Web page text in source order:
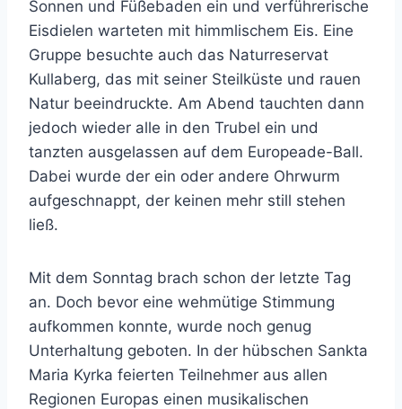
Sonnen und Füßebaden ein und verführerische
Eisdielen warteten mit himmlischem Eis. Eine
Gruppe besuchte auch das Naturreservat
Kullaberg, das mit seiner Steilküste und rauen
Natur beeindruckte. Am Abend tauchten dann
jedoch wieder alle in den Trubel ein und
tanzten ausgelassen auf dem Europeade-Ball.
Dabei wurde der ein oder andere Ohrwurm
aufgeschnappt, der keinen mehr still stehen
ließ.
Mit dem Sonntag brach schon der letzte Tag
an. Doch bevor eine wehmütige Stimmung
aufkommen konnte, wurde noch genug
Unterhaltung geboten. In der hübschen Sankta
Maria Kyrka feierten Teilnehmer aus allen
Regionen Europas einen musikalischen